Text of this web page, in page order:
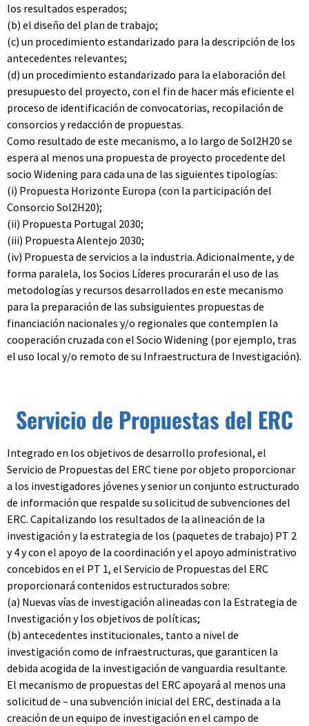
los resultados esperados;
(b) el diseño del plan de trabajo;
(c) un procedimiento estandarizado para la descripción de los
antecedentes relevantes;
(d) un procedimiento estandarizado para la elaboración del
presupuesto del proyecto, con el fin de hacer más eficiente el
proceso de identificación de convocatorias, recopilación de
consorcios y redacción de propuestas.
Como resultado de este mecanismo, a lo largo de Sol2H20 se
espera al menos una propuesta de proyecto procedente del
socio Widening para cada una de las siguientes tipologías:
(i) Propuesta Horizonte Europa (con la participación del
Consorcio Sol2H20);
(ii) Propuesta Portugal 2030;
(iii) Propuesta Alentejo 2030;
(iv) Propuesta de servicios a la industria. Adicionalmente, y de
forma paralela, los Socios Líderes procurarán el uso de las
metodologías y recursos desarrollados en este mecanismo
para la preparación de las subsiguientes propuestas de
financiación nacionales y/o regionales que contemplen la
cooperación cruzada con el Socio Widening (por ejemplo, tras
el uso local y/o remoto de su Infraestructura de Investigación).
Servicio de Propuestas del ERC
Integrado en los objetivos de desarrollo profesional, el
Servicio de Propuestas del ERC tiene por objeto proporcionar
a los investigadores jóvenes y senior un conjunto estructurado
de información que respalde su solicitud de subvenciones del
ERC. Capitalizando los resultados de la alineación de la
investigación y la estrategia de los (paquetes de trabajo) PT 2
y 4 y con el apoyo de la coordinación y el apoyo administrativo
concebidos en el PT 1, el Servicio de Propuestas del ERC
proporcionará contenidos estructurados sobre:
(a) Nuevas vías de investigación alineadas con la Estrategia de
Investigación y los objetivos de políticas;
(b) antecedentes institucionales, tanto a nivel de
investigación como de infraestructuras, que garanticen la
debida acogida de la investigación de vanguardia resultante.
El mecanismo de propuestas del ERC apoyará al menos una
solicitud de – una subvención inicial del ERC, destinada a la
creación de un equipo de investigación en el campo de